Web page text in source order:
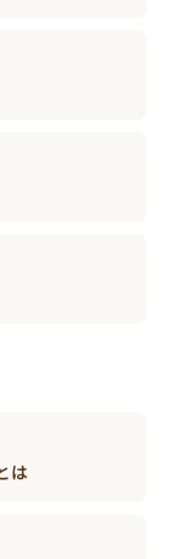
は